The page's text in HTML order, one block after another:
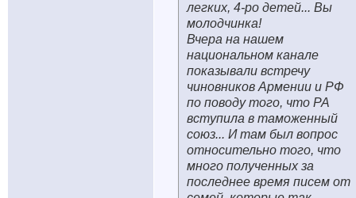
легких, 4-ро детей... Вы
молодчинка!
Вчера на нашем
национальном канале
показывали встречу
чиновников Армении и РФ
по поводу того, что РА
вступила в таможенный
союз... И там был вопрос
относительно того, что
много полученных за
последнее время писем от